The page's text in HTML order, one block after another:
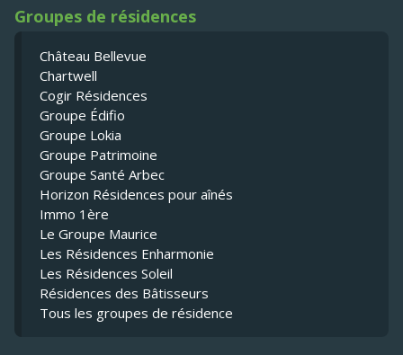
Groupes de résidences
Château Bellevue
Chartwell
Cogir Résidences
Groupe Édifio
Groupe Lokia
Groupe Patrimoine
Groupe Santé Arbec
Horizon Résidences pour aînés
Immo 1ère
Le Groupe Maurice
Les Résidences Enharmonie
Les Résidences Soleil
Résidences des Bâtisseurs
Tous les groupes de résidence